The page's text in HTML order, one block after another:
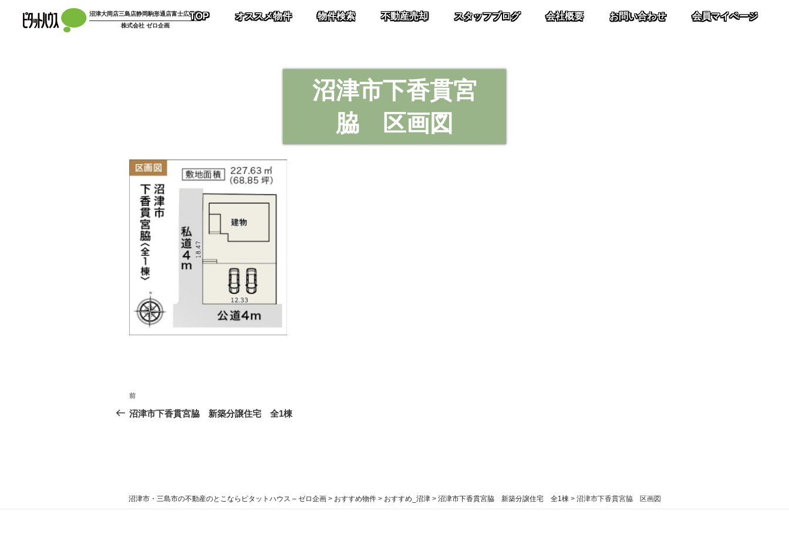
沼津大岡店三島店静岡駒形通店富士広見店
株式会社 ゼロ企画
TOP オススメ物件 物件検索 不動産売却 スタッフブログ 会社概要 お問い合わせ 会員マイページ
沼津市下香貫宮
脇 区画図
投
稿
ー
過
去
前
沼津市下香貫宮脇 新築分譲住宅 全1棟
沼津市・三島市の不動産のとこならピタットハウス – ゼロ企画> おすすめ物件> おすすめ_沼津> 沼津市下香貫宮脇 新築分譲住宅 全1棟 > 沼津市下香貫宮脇 区画図